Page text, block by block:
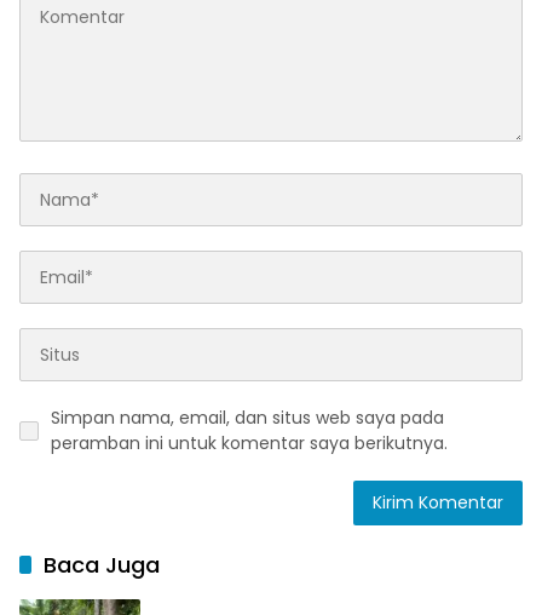
Simpan nama, email, dan situs web saya pada
peramban ini untuk komentar saya berikutnya.
Baca Juga